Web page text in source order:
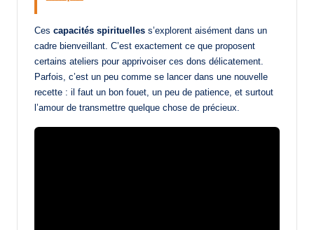
Ces capacités spirituelles s’explorent aisément dans un
cadre bienveillant. C’est exactement ce que proposent
certains ateliers pour apprivoiser ces dons délicatement.
Parfois, c’est un peu comme se lancer dans une nouvelle
recette : il faut un bon fouet, un peu de patience, et surtout
l’amour de transmettre quelque chose de précieux.